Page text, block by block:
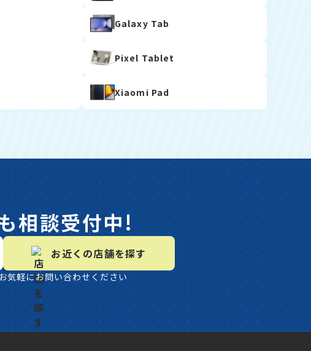
Galaxy Tab
Pixel Tablet
Xiaomi Pad
相談受付中!
お近くの店舗を探す
気軽にお問い合わせください